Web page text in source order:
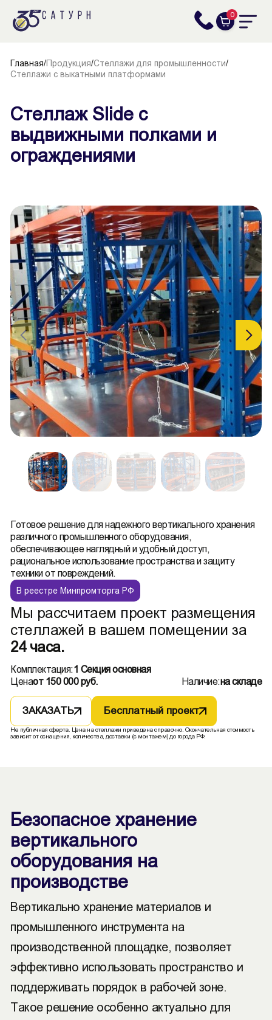
0
Главная/Продукция/Стеллажи для промышленности/
Стеллажи с выкатными платформами
Стеллаж Slide с
выдвижными полками и
ограждениями
Готовое решение для надежного вертикального хранения
различного промышленного оборудования,
обеспечивающее наглядный и удобный доступ,
рациональное использование пространства и защиту
техники от повреждений.
В реестре Минпромторга РФ
Мы рассчитаем проект размещения
стеллажей в вашем помещении за
24 часа.
Комплектация:1 Секция основная
Ценаот 150 000 руб. Наличие:на складе
ЗАКАЗАТЬ Бесплатный проект
Не публичная оферта. Цена на стеллажи приведена справочно. Окончательная стоимость
зависит от оснащения, количества, доставки (с монтажем) до города РФ.
Безопасное хранение
вертикального
оборудования на
производстве
Вертикально хранение материалов и
промышленного инструмента на
производственной площадке, позволяет
эффективно использовать пространство и
поддерживать порядок в рабочей зоне.
Такое решение особенно актуально для